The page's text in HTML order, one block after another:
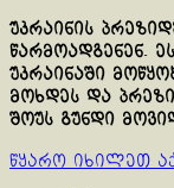
უკრაინის
წარმოადგენენ.
უკრაინაში
მოხდეს და
შოუს გუნდი
წყარო იხილეთ